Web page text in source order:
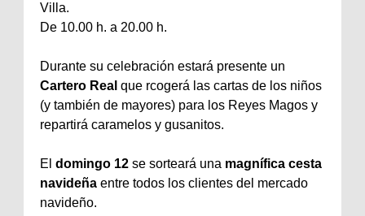
Villa.
De 10.00 h. a 20.00 h.
Durante su celebración estará presente un
Cartero Real que rcogerá las cartas de los niños
(y también de mayores) para los Reyes Magos y
repartirá caramelos y gusanitos.
El domingo 12 se sorteará una magnífica cesta
navideña entre todos los clientes del mercado
navideño.